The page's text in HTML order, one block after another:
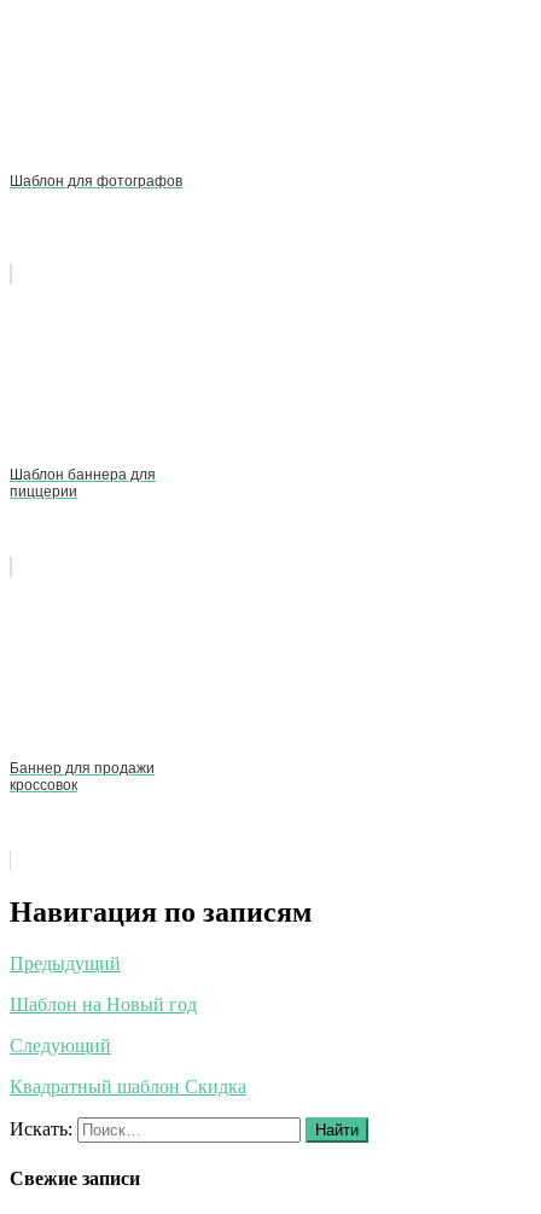
Шаблон для фотографов
Шаблон баннера для
пиццерии
Баннер для продажи
кроссовок
Навигация по записям
Предыдущий
Шаблон на Новый год
Следующий
Квадратный шаблон Скидка
Искать: Найти
Свежие записи